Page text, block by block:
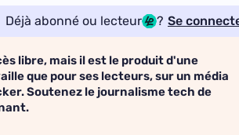
Déjà abonné ou lecteur ? Se
libre, mais il est le produit d'une
que pour ses lecteurs, sur un média
Soutenez le journalisme tech de